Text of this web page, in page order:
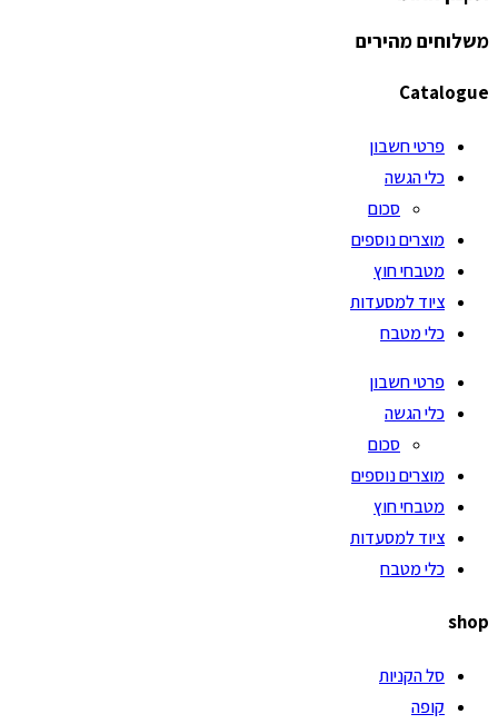
משלוחים מהירים
Catalogue
פרטי חשבון
כלי הגשה
סכום
מוצרים נוספים
מטבחי חוץ
ציוד למסעדות
כלי מטבח
פרטי חשבון
כלי הגשה
סכום
מוצרים נוספים
מטבחי חוץ
ציוד למסעדות
כלי מטבח
shop
סל הקניות
קופה